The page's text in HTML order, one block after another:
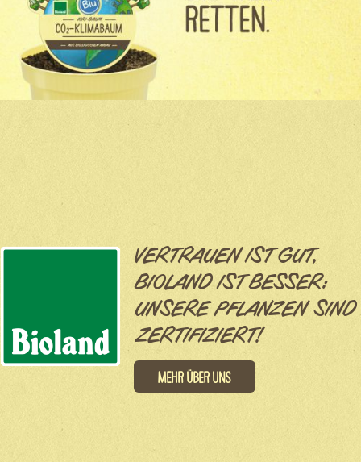
VERTRAUEN IST GUT,
BIOLAND IST BESSER:
UNSERE PFLANZEN SIND
ZERTIFIZIERT!
Mehr über uns